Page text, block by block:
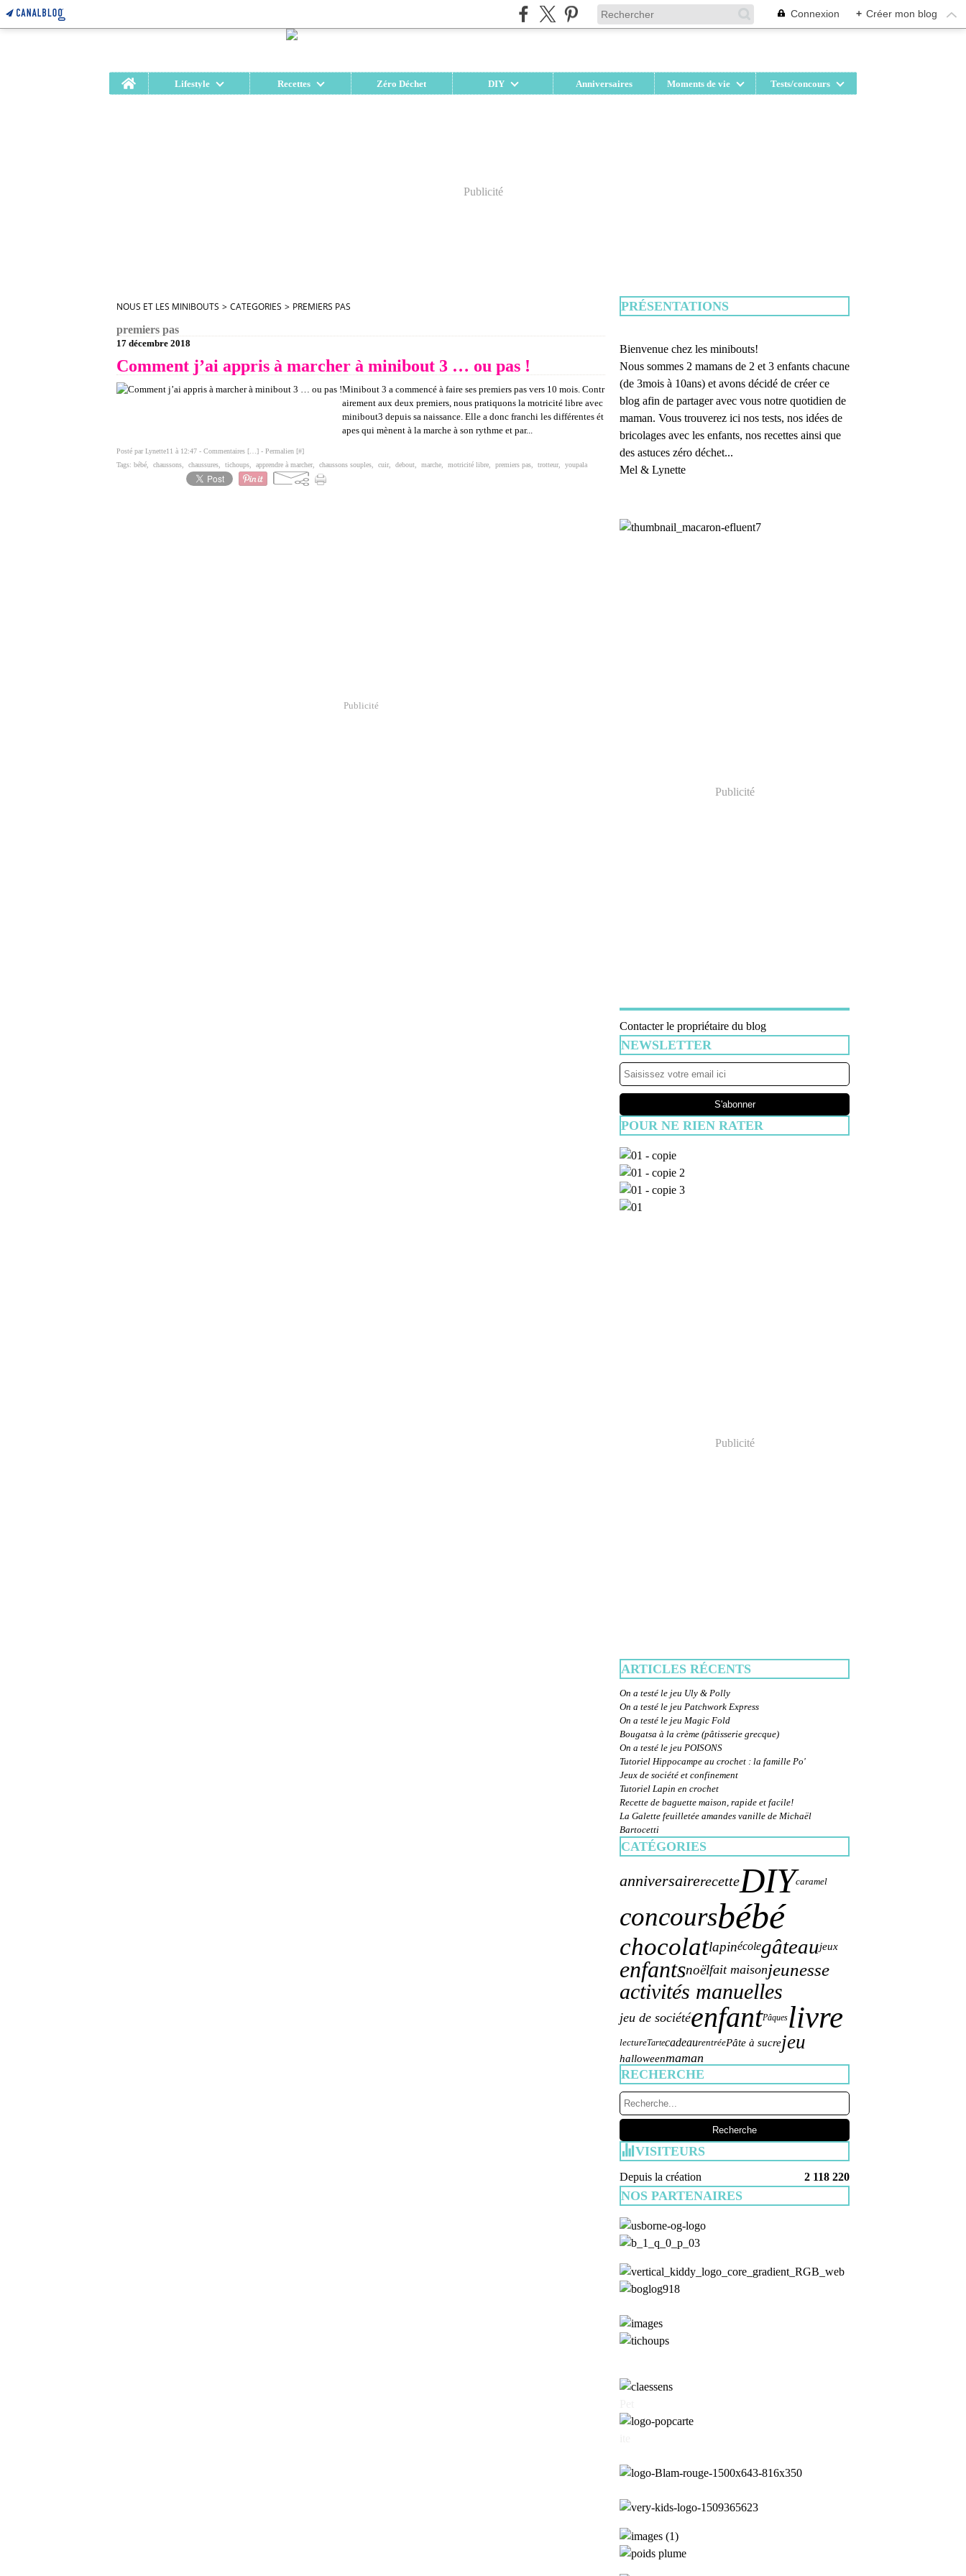
Connexion + Créer mon blog
Home
Lifestyle Recettes Zéro Déchet DIY Anniversaires Moments de vie Tests/concours
Publicité
NOUS ET LES MINIBOUTS > CATEGORIES > PREMIERS PAS
premiers pas
17 décembre 2018
Comment j’ai appris à marcher à minibout 3 … ou pas !
Minibout 3 a commencé à faire ses premiers pas vers 10 mois. Contr
airement aux deux premiers, nous pratiquons la motricité libre avec
minibout3 depuis sa naissance. Elle a donc franchi les différentes ét
apes qui mènent à la marche à son rythme et par...
Posté par Lynette11 à 12:47 - Commentaires [ ] - Permalien [#]
Tags: bébé chaussons chaussures tichoups apprendre à marcher, chaussons souples cuir, debout marche motricité libre premiers pas trotteur, youpala
Publicité
PRÉSENTATIONS
Bienvenue chez les minibouts!
Nous sommes 2 mamans de 2 et 3 enfants chacune
(de 3mois à 10ans) et avons décidé de créer ce
blog afin de partager avec vous notre quotidien de
maman. Vous trouverez ici nos tests, nos idées de
bricolages avec les enfants, nos recettes ainsi que
des astuces zéro déchet...
Mel & Lynette
Publicité
Contacter le propriétaire du blog
NEWSLETTER
POUR NE RIEN RATER
Publicité
ARTICLES RÉCENTS
On a testé le jeu Uly & Polly
On a testé le jeu Patchwork Express
On a testé le jeu Magic Fold
Bougatsa à la crème (pâtisserie grecque)
On a testé le jeu POISONS
Tutoriel Hippocampe au crochet : la famille Po'
Jeux de société et confinement
Tutoriel Lapin en crochet
Recette de baguette maison, rapide et facile!
La Galette feuilletée amandes vanille de Michaël
Bartocetti
CATÉGORIES
anniversairerecetteDIYcaramel
concoursbébé
chocolatlapinécolegâteaujeux
enfantsnoëlfait maisonjeunesse
activités manuelles
jeu de sociétéenfantPâqueslivre
lectureTartecadeaurentréePâte à sucrejeu
halloweenmaman
RECHERCHE
VISITEURS
Depuis la création 2 118 220
NOS PARTENAIRES